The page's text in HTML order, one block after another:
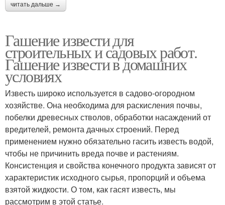
читать дальше →
Гашение извести для
строительных и садовых работ.
Гашение извести в домашних
условиях
Известь широко используется в садово-огородном
хозяйстве. Она необходима для раскисления почвы,
побелки древесных стволов, обработки насаждений от
вредителей, ремонта дачных строений. Перед
применением нужно обязательно гасить известь водой,
чтобы не причинить вреда почве и растениям.
Консистенция и свойства конечного продукта зависят от
характеристик исходного сырья, пропорций и объема
взятой жидкости. О том, как гасят известь, мы
рассмотрим в этой статье.